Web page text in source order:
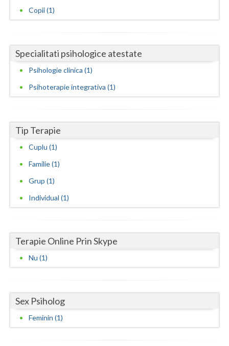
Maramures
Mures
Neamt
Olt
Salaj
Satu-Mare
Teleorman
Timis
Tulcea
Vaslui
Copii (1)
Specialitati psihologice atestate
Psihologie clinica (1)
Psihoterapie integrativa (1)
Tip Terapie
Cuplu (1)
Familie (1)
Grup (1)
Individual (1)
Terapie Online Prin Skype
Nu (1)
Sex Psiholog
Feminin (1)